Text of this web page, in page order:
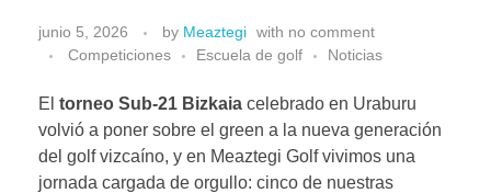
junio 5, 2026 by Meaztegi with no comment
Competiciones
Escuela de golf Noticias
El torneo Sub-21 Bizkaia celebrado en Uraburu
volvió a poner sobre el green a la nueva generación
del golf vizcaíno, y en Meaztegi Golf vivimos una
jornada cargada de orgullo: cinco de nuestras